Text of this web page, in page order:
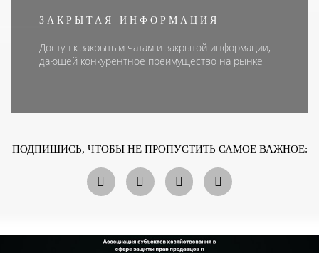
ЗАКРЫТАЯ ИНФОРМАЦИЯ
Доступ к закрытым чатам и закрытой информации,
дающей конкурентное преимущество на рынке
ПОДПИШИСЬ, ЧТОБЫ НЕ ПРОПУСТИТЬ САМОЕ ВАЖНОЕ: